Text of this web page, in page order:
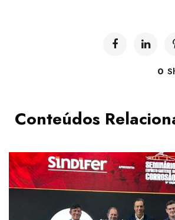
0
Conteúdos